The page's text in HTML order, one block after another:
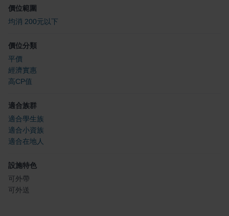
價位範圍
均消 200元以下
價位分類
平價
經濟實惠
高CP值
適合族群
適合學生族
適合小資族
適合在地人
設施特色
可外帶
可外送